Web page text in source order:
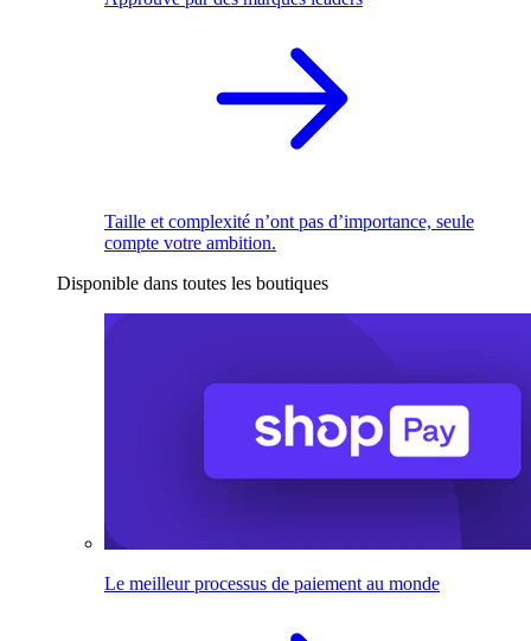
Taille et complexité n’ont pas d’importance, seule
compte votre ambition.
Disponible dans toutes les boutiques
Le meilleur processus de paiement au monde